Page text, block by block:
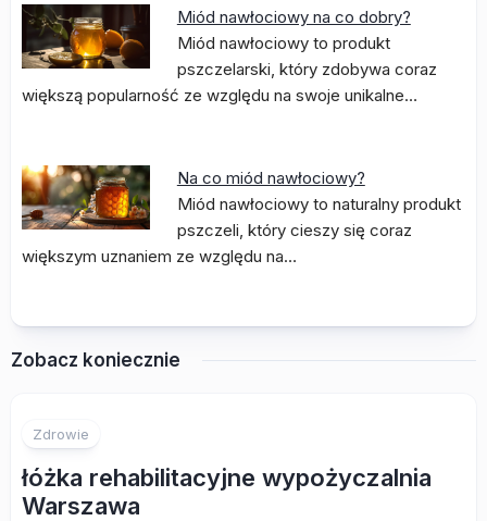
Miód nawłociowy na co dobry?
Miód nawłociowy to produkt
pszczelarski, który zdobywa coraz
większą popularność ze względu na swoje unikalne…
Na co miód nawłociowy?
Miód nawłociowy to naturalny produkt
pszczeli, który cieszy się coraz
większym uznaniem ze względu na…
Zobacz koniecznie
Zdrowie
łóżka rehabilitacyjne wypożyczalnia
Warszawa